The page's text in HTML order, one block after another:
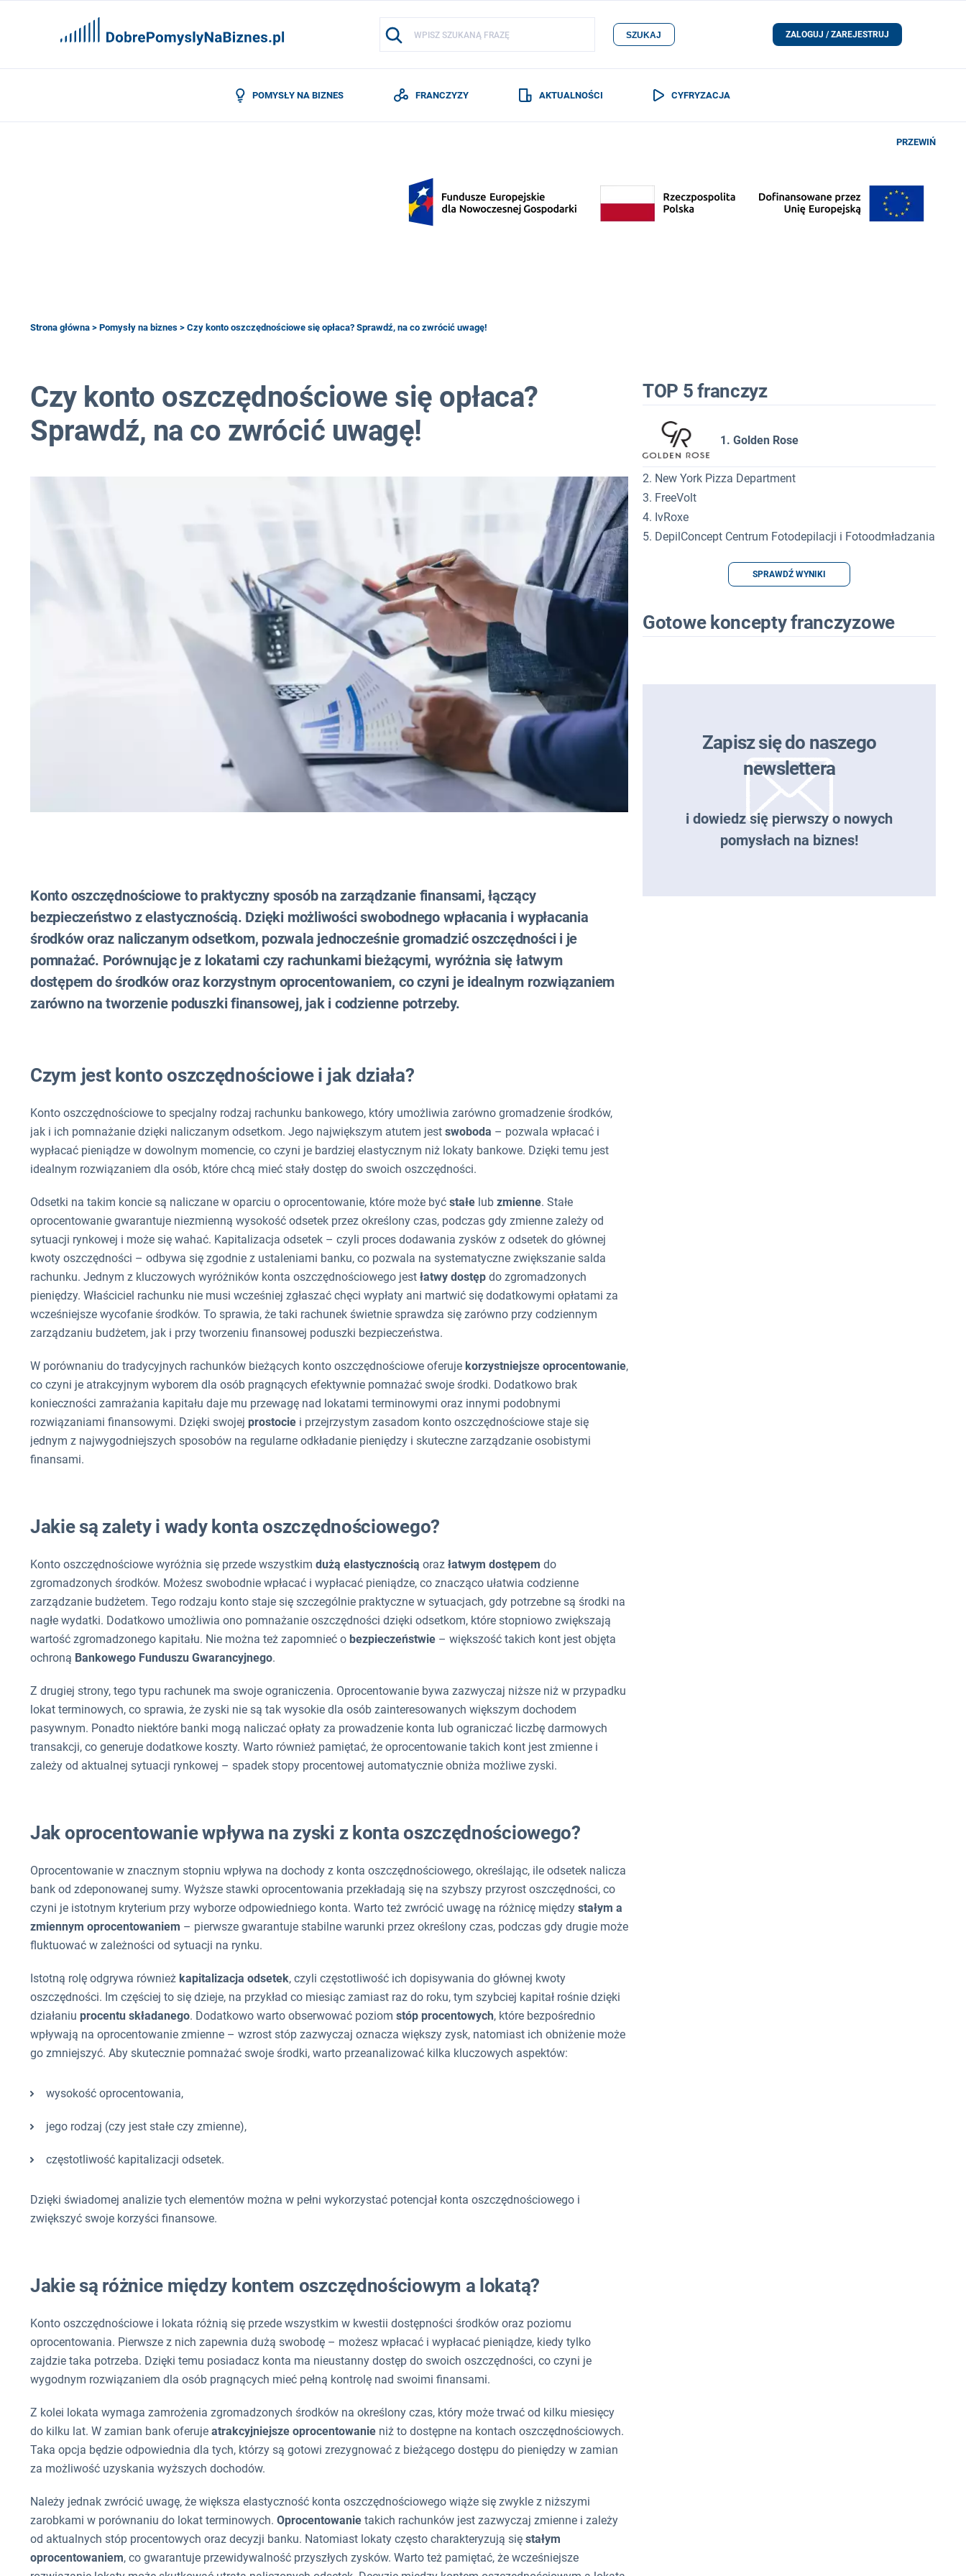
SZUKAJ ZALOGUJ / ZAREJESTRUJ
POMYSŁY NA BIZNES FRANCZYZY AKTUALNOŚCI CYFRYZACJA
PRZEWIŃ
Strona główna > Pomysły na biznes > Czy konto oszczędnościowe się opłaca? Sprawdź, na co zwrócić uwagę!
Czy konto oszczędnościowe się opłaca?
Sprawdź, na co zwrócić uwagę!
Konto oszczędnościowe to praktyczny sposób na zarządzanie finansami, łączący
bezpieczeństwo z elastycznością. Dzięki możliwości swobodnego wpłacania i wypłacania
środków oraz naliczanym odsetkom, pozwala jednocześnie gromadzić oszczędności i je
pomnażać. Porównując je z lokatami czy rachunkami bieżącymi, wyróżnia się łatwym
dostępem do środków oraz korzystnym oprocentowaniem, co czyni je idealnym rozwiązaniem
zarówno na tworzenie poduszki finansowej, jak i codzienne potrzeby.
Czym jest konto oszczędnościowe i jak działa?
Konto oszczędnościowe to specjalny rodzaj rachunku bankowego, który umożliwia zarówno gromadzenie środków,
jak i ich pomnażanie dzięki naliczanym odsetkom. Jego największym atutem jest swoboda – pozwala wpłacać i
wypłacać pieniądze w dowolnym momencie, co czyni je bardziej elastycznym niż lokaty bankowe. Dzięki temu jest
idealnym rozwiązaniem dla osób, które chcą mieć stały dostęp do swoich oszczędności.
Odsetki na takim koncie są naliczane w oparciu o oprocentowanie, które może być stałe lub zmienne. Stałe
oprocentowanie gwarantuje niezmienną wysokość odsetek przez określony czas, podczas gdy zmienne zależy od
sytuacji rynkowej i może się wahać. Kapitalizacja odsetek – czyli proces dodawania zysków z odsetek do głównej
kwoty oszczędności – odbywa się zgodnie z ustaleniami banku, co pozwala na systematyczne zwiększanie salda
rachunku. Jednym z kluczowych wyróżników konta oszczędnościowego jest łatwy dostęp do zgromadzonych
pieniędzy. Właściciel rachunku nie musi wcześniej zgłaszać chęci wypłaty ani martwić się dodatkowymi opłatami za
wcześniejsze wycofanie środków. To sprawia, że taki rachunek świetnie sprawdza się zarówno przy codziennym
zarządzaniu budżetem, jak i przy tworzeniu finansowej poduszki bezpieczeństwa.
W porównaniu do tradycyjnych rachunków bieżących konto oszczędnościowe oferuje korzystniejsze oprocentowanie,
co czyni je atrakcyjnym wyborem dla osób pragnących efektywnie pomnażać swoje środki. Dodatkowo brak
konieczności zamrażania kapitału daje mu przewagę nad lokatami terminowymi oraz innymi podobnymi
rozwiązaniami finansowymi. Dzięki swojej prostocie i przejrzystym zasadom konto oszczędnościowe staje się
jednym z najwygodniejszych sposobów na regularne odkładanie pieniędzy i skuteczne zarządzanie osobistymi
finansami.
Jakie są zalety i wady konta oszczędnościowego?
Konto oszczędnościowe wyróżnia się przede wszystkim dużą elastycznością oraz łatwym dostępem do
zgromadzonych środków. Możesz swobodnie wpłacać i wypłacać pieniądze, co znacząco ułatwia codzienne
zarządzanie budżetem. Tego rodzaju konto staje się szczególnie praktyczne w sytuacjach, gdy potrzebne są środki na
nagłe wydatki. Dodatkowo umożliwia ono pomnażanie oszczędności dzięki odsetkom, które stopniowo zwiększają
wartość zgromadzonego kapitału. Nie można też zapomnieć o bezpieczeństwie – większość takich kont jest objęta
ochroną Bankowego Funduszu Gwarancyjnego.
Z drugiej strony, tego typu rachunek ma swoje ograniczenia. Oprocentowanie bywa zazwyczaj niższe niż w przypadku
lokat terminowych, co sprawia, że zyski nie są tak wysokie dla osób zainteresowanych większym dochodem
pasywnym. Ponadto niektóre banki mogą naliczać opłaty za prowadzenie konta lub ograniczać liczbę darmowych
transakcji, co generuje dodatkowe koszty. Warto również pamiętać, że oprocentowanie takich kont jest zmienne i
zależy od aktualnej sytuacji rynkowej – spadek stopy procentowej automatycznie obniża możliwe zyski.
Jak oprocentowanie wpływa na zyski z konta oszczędnościowego?
Oprocentowanie w znacznym stopniu wpływa na dochody z konta oszczędnościowego, określając, ile odsetek nalicza
bank od zdeponowanej sumy. Wyższe stawki oprocentowania przekładają się na szybszy przyrost oszczędności, co
czyni je istotnym kryterium przy wyborze odpowiedniego konta. Warto też zwrócić uwagę na różnicę między stałym a
zmiennym oprocentowaniem – pierwsze gwarantuje stabilne warunki przez określony czas, podczas gdy drugie może
fluktuować w zależności od sytuacji na rynku.
Istotną rolę odgrywa również kapitalizacja odsetek, czyli częstotliwość ich dopisywania do głównej kwoty
oszczędności. Im częściej to się dzieje, na przykład co miesiąc zamiast raz do roku, tym szybciej kapitał rośnie dzięki
działaniu procentu składanego. Dodatkowo warto obserwować poziom stóp procentowych, które bezpośrednio
wpływają na oprocentowanie zmienne – wzrost stóp zazwyczaj oznacza większy zysk, natomiast ich obniżenie może
go zmniejszyć. Aby skutecznie pomnażać swoje środki, warto przeanalizować kilka kluczowych aspektów:
wysokość oprocentowania,
jego rodzaj (czy jest stałe czy zmienne),
częstotliwość kapitalizacji odsetek.
Dzięki świadomej analizie tych elementów można w pełni wykorzystać potencjał konta oszczędnościowego i
zwiększyć swoje korzyści finansowe.
Jakie są różnice między kontem oszczędnościowym a lokatą?
Konto oszczędnościowe i lokata różnią się przede wszystkim w kwestii dostępności środków oraz poziomu
oprocentowania. Pierwsze z nich zapewnia dużą swobodę – możesz wpłacać i wypłacać pieniądze, kiedy tylko
zajdzie taka potrzeba. Dzięki temu posiadacz konta ma nieustanny dostęp do swoich oszczędności, co czyni je
wygodnym rozwiązaniem dla osób pragnących mieć pełną kontrolę nad swoimi finansami.
Z kolei lokata wymaga zamrożenia zgromadzonych środków na określony czas, który może trwać od kilku miesięcy
do kilku lat. W zamian bank oferuje atrakcyjniejsze oprocentowanie niż to dostępne na kontach oszczędnościowych.
Taka opcja będzie odpowiednia dla tych, którzy są gotowi zrezygnować z bieżącego dostępu do pieniędzy w zamian
za możliwość uzyskania wyższych dochodów.
Należy jednak zwrócić uwagę, że większa elastyczność konta oszczędnościowego wiąże się zwykle z niższymi
zarobkami w porównaniu do lokat terminowych. Oprocentowanie takich rachunków jest zazwyczaj zmienne i zależy
od aktualnych stóp procentowych oraz decyzji banku. Natomiast lokaty często charakteryzują się stałym
oprocentowaniem, co gwarantuje przewidywalność przyszłych zysków. Warto też pamiętać, że wcześniejsze
TOP 5 franczyz
1. Golden Rose
2. New York Pizza Department
3. FreeVolt
4. IvRoxe
5. DepilConcept Centrum Fotodepilacji i Fotoodmładzania
SPRAWDŹ WYNIKI
Gotowe koncepty franczyzowe
Zapisz się do naszego
newslettera
i dowiedz się pierwszy o nowych
pomysłach na biznes!